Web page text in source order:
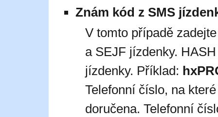
Znám kód z SMS
V tomto případě
a SEJF jízdenky.
jízdenky. Příklad:
Telefonní číslo, na
doručena. Telefonní